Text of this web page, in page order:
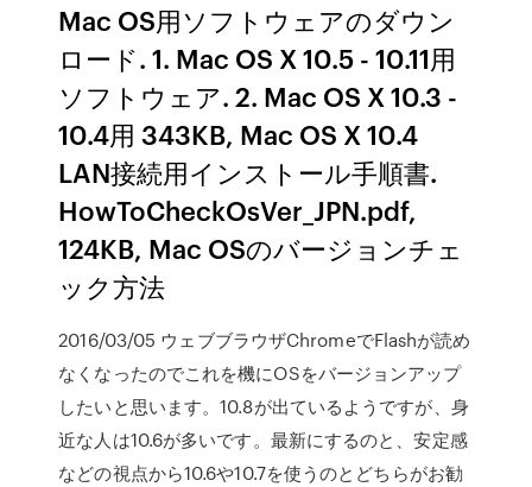
Mac OS用ソフトウェアのダウン
ロード. 1. Mac OS X 10.5 - 10.11用
ソフトウェア. 2. Mac OS X 10.3 -
10.4用 343KB, Mac OS X 10.4
LAN接続用インストール手順書.
HowToCheckOsVer_JPN.pdf,
124KB, Mac OSのバージョンチェ
ック方法
2016/03/05 ウェブブラウザChromeでFlashが読め
なくなったのでこれを機にOSをバージョンアップ
したいと思います。10.8が出ているようですが、身
近な人は10.6が多いです。最新にするのと、安定感
などの視点から10.6や10.7を使うのとどちらがお勧